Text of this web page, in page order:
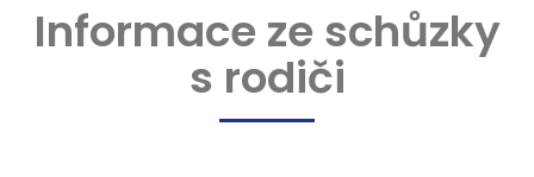
Informace ze schůzky
s rodiči